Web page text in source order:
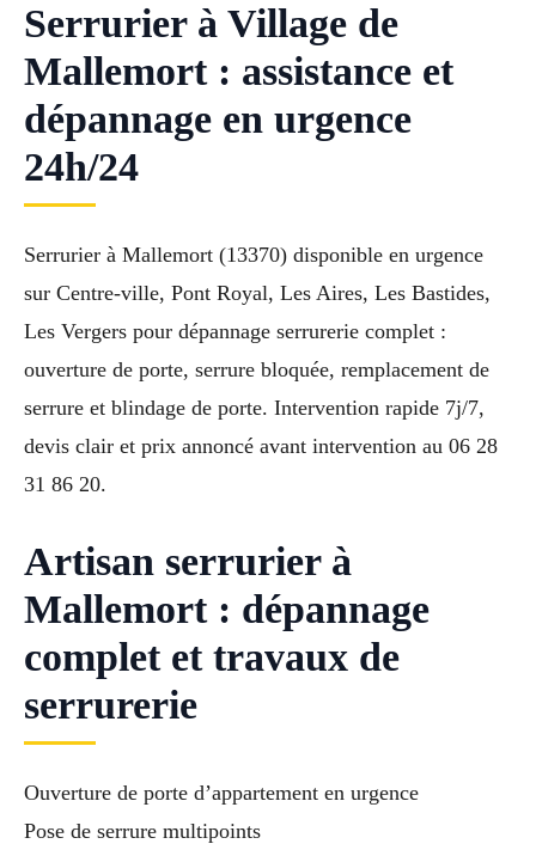
Serrurier à Village de
Mallemort : assistance et
dépannage en urgence
24h/24
Serrurier à Mallemort (13370) disponible en urgence
sur Centre-ville, Pont Royal, Les Aires, Les Bastides,
Les Vergers pour dépannage serrurerie complet :
ouverture de porte, serrure bloquée, remplacement de
serrure et blindage de porte. Intervention rapide 7j/7,
devis clair et prix annoncé avant intervention au 06 28
31 86 20.
Artisan serrurier à
Mallemort : dépannage
complet et travaux de
serrurerie
Ouverture de porte d’appartement en urgence
Pose de serrure multipoints